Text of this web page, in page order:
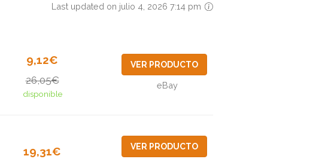
Last updated on julio 4, 2026 7:14 pm
9,12€
26,05€
disponible
VER PRODUCTO
eBay
19,31€ VER PRODUCTO